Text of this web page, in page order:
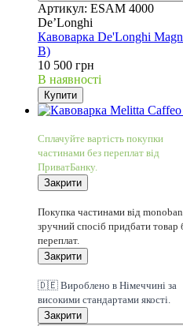
Артикул: ESAM 4000
De’Longhi
Кавоварка De'Longhi
В)
10 500 грн
В наявності
Купити
Сплачуйте вартість покупки
частинами без переплат від
ПриватБанку.
Закрити
Покупка частинами від
зручний спосіб придбати товар
переплат.
Закрити
🇩🇪 Вироблено в Німеччині за
високими стандартами якості.
Закрити